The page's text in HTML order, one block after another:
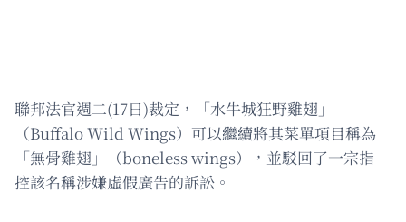
聯邦法官週二(17日)裁定，「水牛城狂野雞翅」
（Buffalo Wild Wings）可以繼續將其菜單項目稱為
「無骨雞翅」（boneless wings），並駁回了一宗指
控該名稱涉嫌虛假廣告的訴訟。